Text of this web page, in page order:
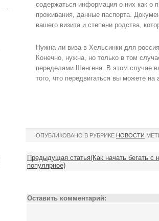
содержаться информация о них как
проживания, данные паспорта.
вашего визита и степени родства,
Нужна ли виза в Хельсинки для
Конечно, нужна, но только в том
переделами Шенгена. В этом случае
того, что передвигаться вы можете на
ОПУБЛИКОВАНО В РУБРИКЕ НОВОСТИ
Предыдущая статья(Как начать бегать с
популярное)
Оставить комментарий: